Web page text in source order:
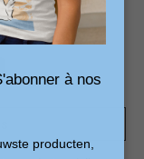
3
à nos
producten,